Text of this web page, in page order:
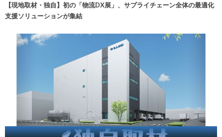
【現地取材・独自】初の「物流DX展」、サプライチェーン全体の最適化
支援ソリューションが集結